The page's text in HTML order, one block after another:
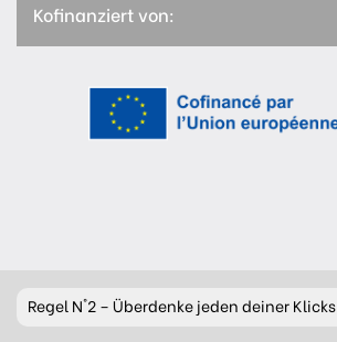
Kofinanziert von:
Regel N°2 – Überdenke jeden deiner Klicks